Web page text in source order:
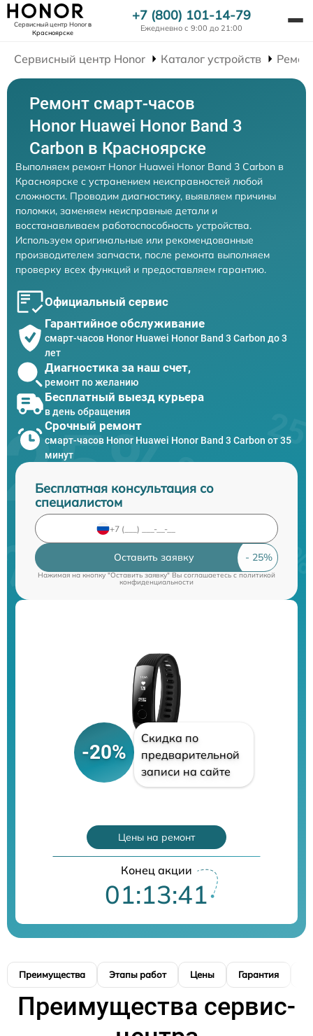
Сервисный центр Honorв
Красноярске
+7 (800) 101-14-79
Ежедневно с 9:00 до 21:00
Сервисный центр Honor Каталог устройств
Ремонт смарт-часов
Honor Huawei Honor Band 3
Carbon в Красноярске
Выполняем ремонт Honor Huawei Honor Band 3 Carbon в
Красноярске с устранением неисправностей любой
сложности. Проводим диагностику, выявляем причины
поломки, заменяем неисправные детали и
восстанавливаем работоспособность устройства.
Используем оригинальные или рекомендованные
производителем запчасти, после ремонта выполняем
проверку всех функций и предоставляем гарантию.
Официальный сервис
Гарантийное обслуживание
смарт-часов Honor Huawei Honor Band 3 Carbon до 3
лет
Диагностика за наш счет,
ремонт по желанию
Бесплатный выезд курьера
в день обращения
Срочный ремонт
смарт-часов Honor Huawei Honor Band 3 Carbon от 35
минут
Бесплатная консультация со
специалистом
Оставить заявку
Нажимая на кнопку "Оставить заявку" Вы соглашаетесь cполитикой
конфиденциальности
-20%
Скидка по
предварительной
записи на сайте
Цены на ремонт
Конец акции
01:13:40
Преимущества Этапы работ Цены Гарантия
Преимущества сервис-